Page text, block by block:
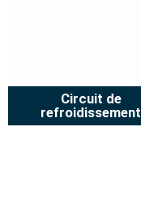
Circuit de
refroidissement